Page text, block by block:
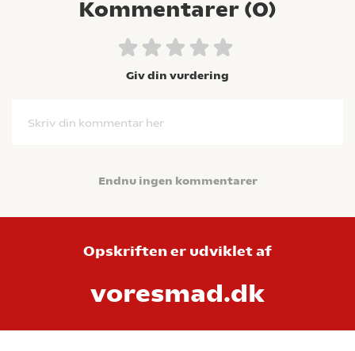
Kommentarer (0)
Giv din vurdering
Skriv din kommentar her
Endnu ingen kommentarer
Opskriften er udviklet af
voresmad.dk